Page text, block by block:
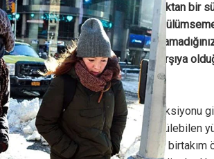
Rüzgarlı hava yüzünüze çarptıktan bir
kaşlarınızı kaldıramadığınızı,
olduğunu ve gözlerinizi
bu durum yüz felci ile karşı karşıya
gelebilir.
Dudak uçuğu ya da kulak enfeksiyonu
rahatsızlıklardan sonra da görülebilen
kış aylarında ortaya çıktığı için birtakım